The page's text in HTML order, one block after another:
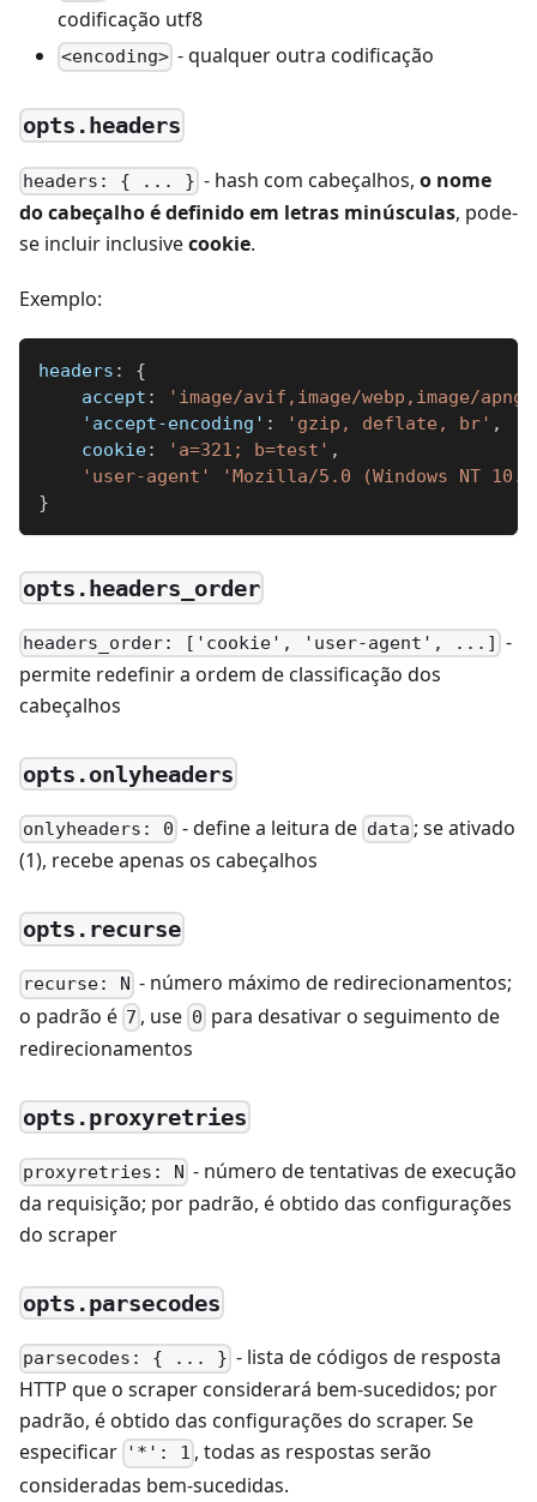
codificação utf8
<encoding> - qualquer outra codificação
opts.headers
headers: { ... } - hash com cabeçalhos,o nome
do cabeçalho é definido em letras minúsculas, pode-
se incluir inclusivecookie.
Exemplo:
headers :
{
accept :
'image/avif,image/webp,image/
'accept-encoding' : 'gzip, deflate, br' ,
cookie: 'a=321; b=test' ,
'user-agent'
'Mozilla/5.0 (Windows NT
}
opts.headers_order
headers_order: ['cookie', 'user-agent', ...] -
permite redefinir a ordem de classificação dos
cabeçalhos
opts.onlyheaders
onlyheaders: 0 - define a leitura de data ; se ativado
(1), recebe apenas os cabeçalhos
opts.recurse
recurse: N - número máximo de redirecionamentos;
o padrão é 7 , use 0 para desativar o seguimento de
redirecionamentos
opts.proxyretries
proxyretries: N - número de tentativas de execução
da requisição; por padrão, é obtido das configurações
do scraper
opts.parsecodes
parsecodes: { ... } - lista de códigos de resposta
HTTP que o scraper considerará bem-sucedidos; por
padrão, é obtido das configurações do scraper. Se
especificar '*': 1 , todas as respostas serão
consideradas bem-sucedidas.